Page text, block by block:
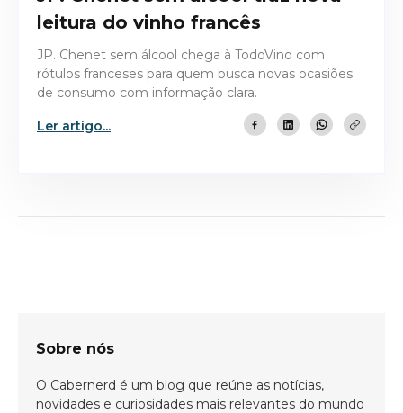
do nosso blog em primeira mão.
leitura do vinho francês
JP. Chenet sem álcool chega à TodoVino com
rótulos franceses para quem busca novas ocasiões
de consumo com informação clara.
Ler artigo...
Sobre nós
O Cabernerd é um blog que reúne as notícias,
novidades e curiosidades mais relevantes do mundo